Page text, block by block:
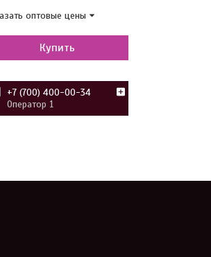
оптовые цены
Купить
+7 (700) 400-00-34
Оператор 1